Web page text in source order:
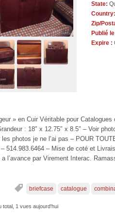
State:
Country:
Zip/
Publié
Expire :
» en Cuir Véritable pour
: 18″ x 12.75″ x 8.5″ – Voir
photos je ne l’ai pas – POUR
514.983.6464 – Mise de coté et
a l’avance par Virement Interac.
briefcase catalogue
total, 1 vues aujourd'hui